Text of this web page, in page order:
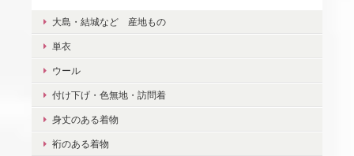
大島・結城など 産地もの
単衣
ウール
付け下げ・色無地・訪問着
身丈のある着物
裄のある着物